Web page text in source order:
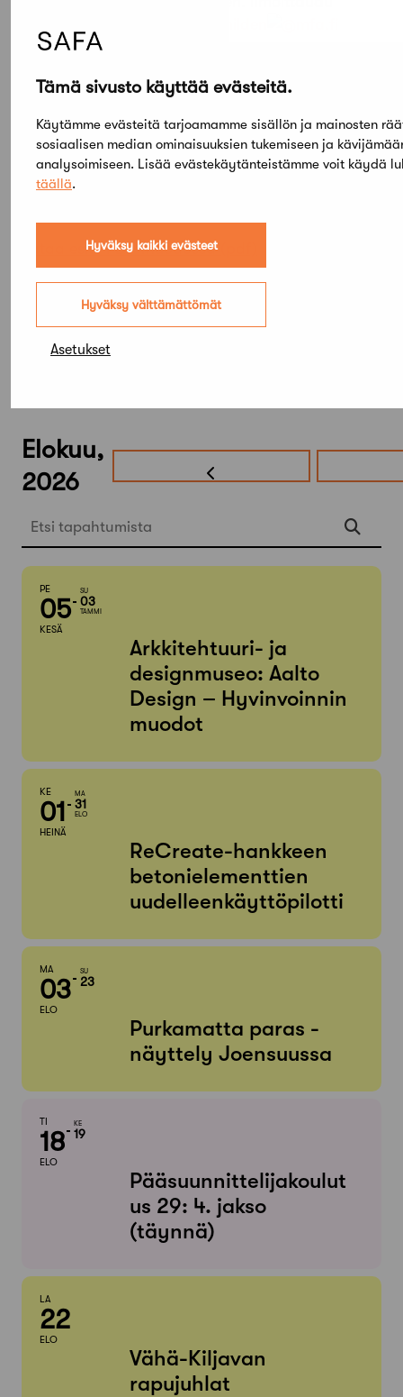
Tämä sivusto käyttää evästeitä.
Käytämme evästeitä tarjoamamme sisällön ja mainosten
sosiaalisen median ominaisuuksien tukemiseen ja
analysoimiseen. Lisää evästekäytänteistämme voit käydä
täällä.
Hyväksy kaikki evästeet
Hyväksy välttämättömät
Asetukset
Reetta Heiskanen
puh. 050 5449 094
reetta.heiskanen
mfa.fi
Lataa esite PDF-muodossa
Elokuu,
2026
Etsi tapahtumista
PE
05
KESÄ
SU
03
TAMMI
Arkkitehtuuri- ja
designmuseo: Aalto
Design – Hyvinvoinnin
muodot
KE
01
HEINÄ
MA
31
ELO
ReCreate-hankkeen
betonielementtien
uudelleenkäyttöpilotti
MA
03
ELO
SU
23
Purkamatta paras -
näyttely Joensuussa
TI
18
ELO
KE
19
Pääsuunnittelijakoulut
us 29: 4. jakso
(täynnä)
LA
22
ELO
Vähä-Kiljavan
rapujuhlat